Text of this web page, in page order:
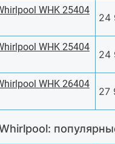
WHK 25404
24
WHK 25404
24
WHK 26404
27